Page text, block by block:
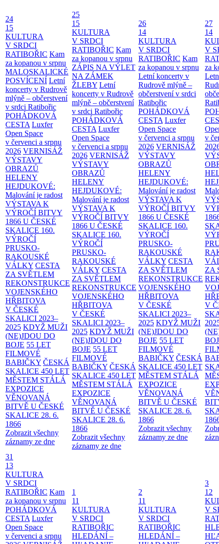
24
15
KULTURA
V SRDCI
RATIBOŘIC Kam
za kopanou v srpnu
MALOSKALICKÉ
POSVÍCENÍ Letní
koncerty v Rudrově
mlýně – občerstvení
v srdci Ratibořic
POHÁDKOVÁ
CESTA Luxfer
Open Space
v červenci a srpnu
2026 VERNISÁŽ
VÝSTAVY
OBRAZŮ
HELENY
HEJDUKOVÉ:
Malování je radost
VÝSTAVA K
VÝROČÍ BITVY
1866 U ČESKÉ
SKALICE 160.
VÝROČÍ
PRUSKO-
RAKOUSKÉ
VÁLKY CESTA
ZA SVĚTLEM
REKONSTRUKCE
VOJENSKÉHO
HŘBITOVA
V ČESKÉ
SKALICI 2023–
2025 KDYŽ MUŽI
(NE)JDOU DO
BOJE 55 LET
FILMOVÉ
BABIČKY ČESKÁ
SKALICE 450 LET
MĚSTEM STÁLÁ
EXPOZICE
VĚNOVANÁ
BITVĚ U ČESKÉ
SKALICE 28. 6.
1866
Zobrazit všechny
záznamy ze dne
25
15
KULTURA
V SRDCI
RATIBOŘIC Kam
za kopanou v srpnu
ZÁPIS NA VÝLET
NA ZÁMEK
ŽLEBY Letní
koncerty v Rudrově
mlýně – občerstvení
v srdci Ratibořic
POHÁDKOVÁ
CESTA Luxfer
Open Space
v červenci a srpnu
2026 VERNISÁŽ
VÝSTAVY
OBRAZŮ
HELENY
HEJDUKOVÉ:
Malování je radost
VÝSTAVA K
VÝROČÍ BITVY
1866 U ČESKÉ
SKALICE 160.
VÝROČÍ
PRUSKO-
RAKOUSKÉ
VÁLKY CESTA
ZA SVĚTLEM
REKONSTRUKCE
VOJENSKÉHO
HŘBITOVA
V ČESKÉ
SKALICI 2023–
2025 KDYŽ MUŽI
(NE)JDOU DO
BOJE 55 LET
FILMOVÉ
BABIČKY ČESKÁ
SKALICE 450 LET
MĚSTEM STÁLÁ
EXPOZICE
VĚNOVANÁ
BITVĚ U ČESKÉ
SKALICE 28. 6.
1866
Zobrazit všechny
záznamy ze dne
26
14
KULTURA
V SRDCI
RATIBOŘIC Kam
za kopanou v srpnu
Letní koncerty v
Rudrově mlýně –
občerstvení v srdci
Ratibořic
POHÁDKOVÁ
CESTA Luxfer
Open Space
v červenci a srpnu
2026 VERNISÁŽ
VÝSTAVY
OBRAZŮ
HELENY
HEJDUKOVÉ:
Malování je radost
VÝSTAVA K
VÝROČÍ BITVY
1866 U ČESKÉ
SKALICE 160.
VÝROČÍ
PRUSKO-
RAKOUSKÉ
VÁLKY CESTA
ZA SVĚTLEM
REKONSTRUKCE
VOJENSKÉHO
HŘBITOVA
V ČESKÉ
SKALICI 2023–
2025 KDYŽ MUŽI
(NE)JDOU DO
BOJE 55 LET
FILMOVÉ
BABIČKY ČESKÁ
SKALICE 450 LET
MĚSTEM STÁLÁ
EXPOZICE
VĚNOVANÁ
BITVĚ U ČESKÉ
SKALICE 28. 6.
1866
Zobrazit všechny
záznamy ze dne
27
14
V
za
v
ZA
V
31
13
KULTURA
V SRDCI
RATIBOŘIC Kam
za kopanou v srpnu
POHÁDKOVÁ
CESTA Luxfer
Open Space
v červenci a srpnu
1
11
KULTURA
V SRDCI
RATIBOŘIC
HLEDÁNÍ –
2
11
KULTURA
V SRDCI
RATIBOŘIC
HLEDÁNÍ –
3
12
V